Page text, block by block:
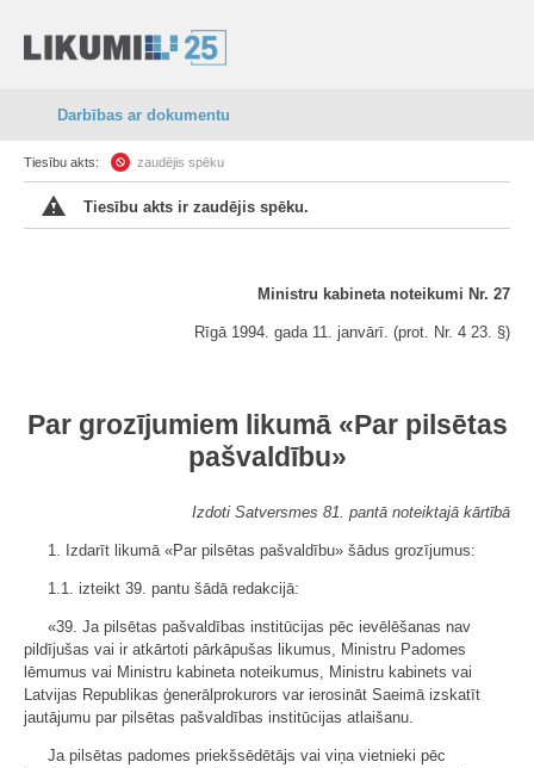
Darbības ar dokumentu
Tiesību akts: zaudējis spēku
Tiesību akts ir zaudējis spēku.
Ministru kabineta noteikumi Nr. 27
Rīgā 1994. gada 11. janvārī. (prot. Nr. 4 23. §)
Par grozījumiem likumā «Par pilsētas
pašvaldību»
Izdoti Satversmes 81. pantā noteiktajā kārtībā
1. Izdarīt likumā «Par pilsētas pašvaldību» šādus grozījumus:
1.1. izteikt 39. pantu šādā redakcijā:
«39. Ja pilsētas pašvaldības institūcijas pēc ievēlēšanas nav
pildījušas vai ir atkārtoti pārkāpušas likumus, Ministru Padomes
lēmumus vai Ministru kabineta noteikumus, Ministru kabinets vai
Latvijas Republikas ģenerālprokurors var ierosināt Saeimā izskatīt
jautājumu par pilsētas pašvaldības institūcijas atlaišanu.
Ja pilsētas padomes priekšsēdētājs vai viņa vietnieki pēc